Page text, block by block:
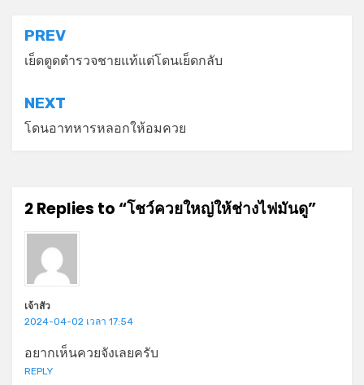
แนะแนว
เรื่อง
PREV
เย็ดตูดตำรวจชายแท้แต่โดนเย็ดกลับ
NEXT
โดนอาทหารหลอกให้อมควย
2 Replies to “โชว์ควยใหญ่ให้ช่างไฟมันดู”
เจ้าสัว
2024-04-02 เวลา 17:54
อยากเห็นควยจังเลยครับ
REPLY